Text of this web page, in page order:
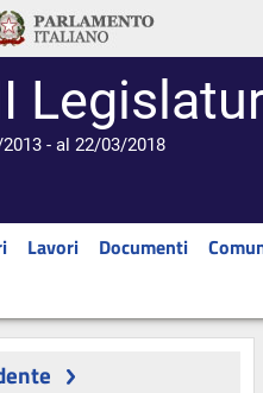
- al 22/03/2018
Lavori Documenti